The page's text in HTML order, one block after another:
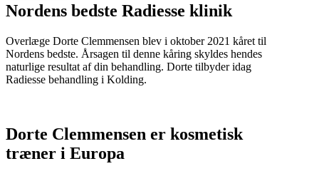
Nordens bedste Radiesse klinik
Overlæge Dorte Clemmensen blev i oktober 2021 kåret til
Nordens bedste. Årsagen til denne kåring skyldes hendes
naturlige resultat af din behandling. Dorte tilbyder idag
Radiesse behandling i Kolding.
Dorte Clemmensen er kosmetisk
træner i Europa